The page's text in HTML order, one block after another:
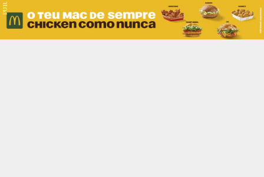
PUB.